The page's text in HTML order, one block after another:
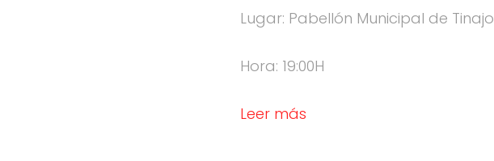
Lugar: Pabellón Municipal de Tinajo
Hora: 19:00H
Leer más